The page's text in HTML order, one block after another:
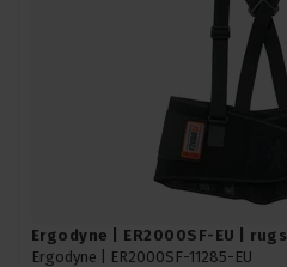
Ergodyne | ER2000SF-EU |
Ergodyne |
ER2000SF-11285-EU